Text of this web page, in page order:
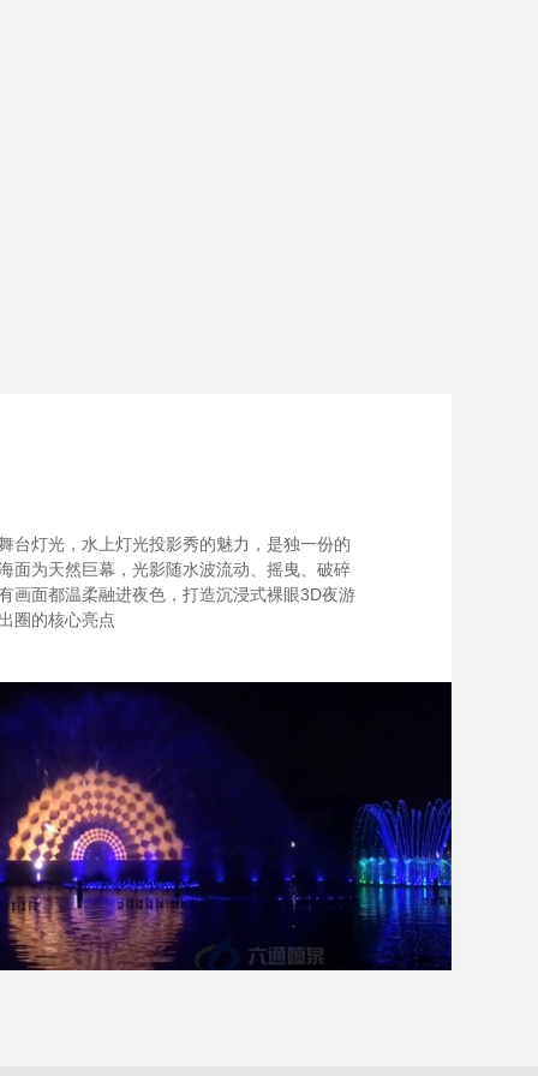
台灯光，水上灯光投影秀的魅力，是独一份的
面为天然巨幕，光影随水波流动、摇曳、破碎
画面都温柔融进夜色，打造沉浸式裸眼3D夜游
圈的核心亮点